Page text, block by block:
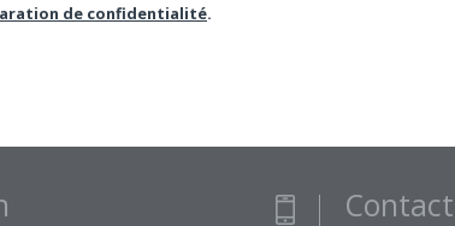
de confidentialité.
Contact